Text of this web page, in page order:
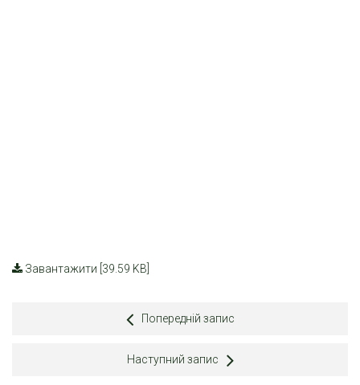
Завантажити [39.59 KB]
Попередній запис
Наступний запис